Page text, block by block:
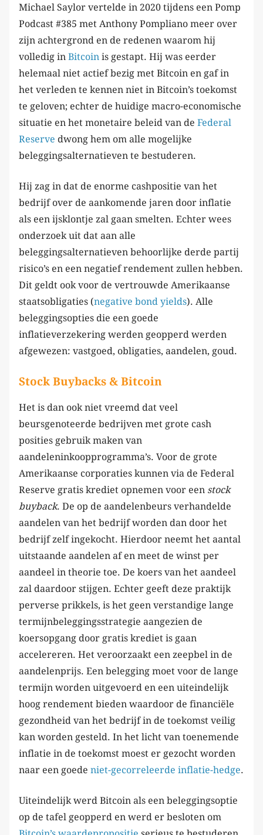
Michael Saylor vertelde in 2020 tijdens een Pomp
Podcast #385 met Anthony Pompliano meer over
zijn achtergrond en de redenen waarom hij
volledig in Bitcoin is gestapt. Hij was eerder
helemaal niet actief bezig met Bitcoin en gaf in
het verleden te kennen niet in Bitcoin’s toekomst
te geloven; echter de huidige macro-economische
situatie en het monetaire beleid van de Federal
Reserve dwong hem om alle mogelijke
beleggingsalternatieven te bestuderen.
Hij zag in dat de enorme cashpositie van het
bedrijf over de aankomende jaren door inflatie
als een ijsklontje zal gaan smelten. Echter wees
onderzoek uit dat aan alle
beleggingsalternatieven behoorlijke derde partij
risico’s en een negatief rendement zullen hebben.
Dit geldt ook voor de vertrouwde Amerikaanse
staatsobligaties (negative bond yields). Alle
beleggingsopties die een goede
inflatieverzekering werden geopperd werden
afgewezen: vastgoed, obligaties, aandelen, goud.
Stock Buybacks & Bitcoin
Het is dan ook niet vreemd dat veel
beursgenoteerde bedrijven met grote cash
posities gebruik maken van
aandeleninkoopprogramma’s. Voor de grote
Amerikaanse corporaties kunnen via de Federal
Reserve gratis krediet opnemen voor een stock
buyback. De op de aandelenbeurs verhandelde
aandelen van het bedrijf worden dan door het
bedrijf zelf ingekocht. Hierdoor neemt het aantal
uitstaande aandelen af en meet de winst per
aandeel in theorie toe. De koers van het aandeel
zal daardoor stijgen. Echter geeft deze praktijk
perverse prikkels, is het geen verstandige lange
termijnbeleggingsstrategie aangezien de
koersopgang door gratis krediet is gaan
accelereren. Het veroorzaakt een zeepbel in de
aandelenprijs. Een belegging moet voor de lange
termijn worden uitgevoerd en een uiteindelijk
hoog rendement bieden waardoor de financiële
gezondheid van het bedrijf in de toekomst veilig
kan worden gesteld. In het licht van toenemende
inflatie in de toekomst moest er gezocht worden
naar een goede niet-gecorreleerde inflatie-hedge.
Uiteindelijk werd Bitcoin als een beleggingsoptie
op de tafel geopperd en werd er besloten om